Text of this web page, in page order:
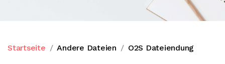
Startseite Andere Dateien O2S Dateiendung